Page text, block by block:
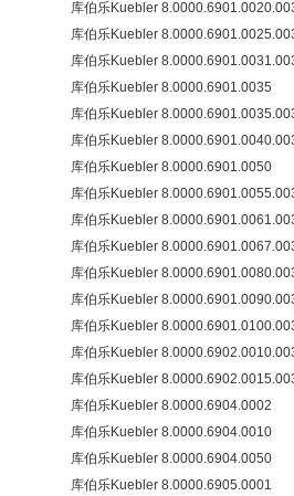
库伯乐Kuebler
库伯乐Kuebler
库伯乐Kuebler
库伯乐Kuebler 8.0000.6901.0035
库伯乐Kuebler
库伯乐Kuebler
库伯乐Kuebler 8.0000.6901.0050
库伯乐Kuebler
库伯乐Kuebler
库伯乐Kuebler
库伯乐Kuebler
库伯乐Kuebler
库伯乐Kuebler
库伯乐Kuebler
库伯乐Kuebler
库伯乐Kuebler 8.0000.6904.0002
库伯乐Kuebler 8.0000.6904.0010
库伯乐Kuebler 8.0000.6904.0050
库伯乐Kuebler 8.0000.6905.0001